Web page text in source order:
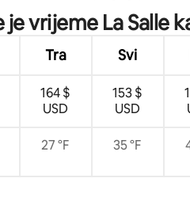
je vrijeme La Salle
Tra Svi
164 $
USD
153 $
USD
27 °F 35 °F